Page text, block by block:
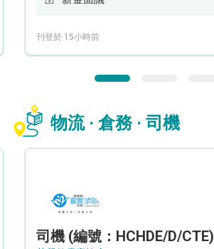
刊登於 15小時前
物流 · 倉務 · 司機
司機 (編號：HCHDE/D/CTE)